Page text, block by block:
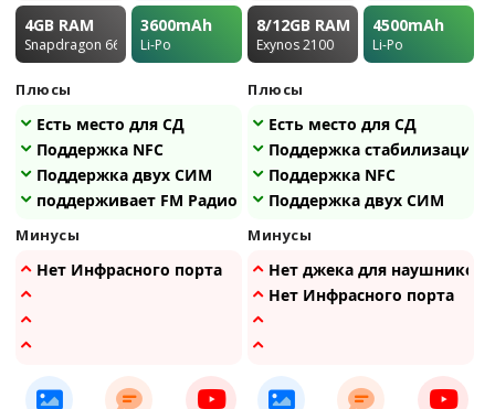
4GB RAM
Snapdragon 665
3600mAh
Li-Po
Плюсы
Есть место для СД
Поддержка NFC
Поддержка двух СИМ
поддерживает FM Радио
Минусы
Нет Инфрасного порта
8/12GB RAM
Exynos 2100
4500mAh
Li-Po
Плюсы
Есть место для СД
Поддержка стабилизации
Поддержка NFC
Поддержка двух СИМ
Минусы
Нет джека для наушников
Нет Инфрасного порта